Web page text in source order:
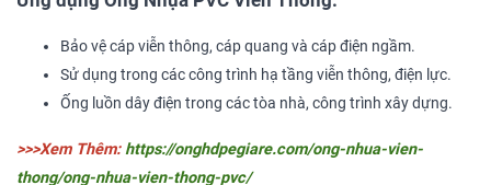
Bảo vệ cáp viễn thông, cáp quang và cáp điện ngầm.
Sử dụng trong các công trình hạ tầng viễn thông, điện lực.
Ống luồn dây điện trong các tòa nhà, công trình xây dựng.
>>>Xem Thêm: https://onghdpegiare.com/ong-nhua-vien-
thong/ong-nhua-vien-thong-pvc/